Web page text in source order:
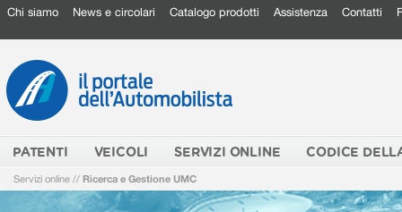
Chi siamo News e circolari Catalogo prodotti Assistenza Contatti
PATENTI VEICOLI SERVIZI ONLINE CODICE
Servizi online // Ricerca e Gestione UMC